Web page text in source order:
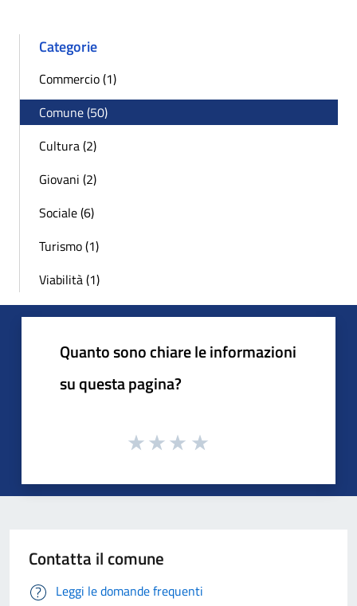
Categorie
Commercio (1)
Comune (50)
Cultura (2)
Giovani (2)
Sociale (6)
Turismo (1)
Viabilità (1)
Quanto sono chiare le informazioni
su questa pagina?
Contatta il comune
Leggi le domande frequenti